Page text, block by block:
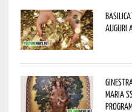
Auguri
Maria